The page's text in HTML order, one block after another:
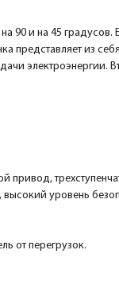
90 и на 45 градусов.
представляет из
электроэнергии.
уровень
от перегрузок.